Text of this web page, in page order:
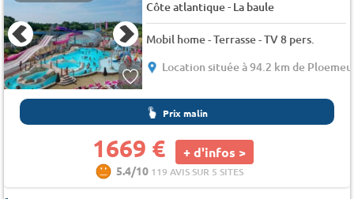
Côte atlantique- La baule
Mobil home - Terrasse - TV 8 pers.
Location située à 94.2 km de
Prix malin
1669 € + d'infos >
5.4/10 119 AVIS SUR 5 SITES